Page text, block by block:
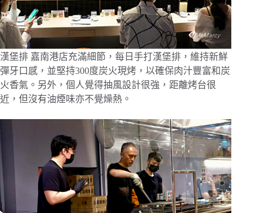
漢堡排 嘉南港店充滿細節，每日手打漢堡排，維持新鮮
彈牙口感，並堅持300度炭火現烤，以確保肉汁豐富和炭
火香氣。另外，個人覺得抽風設計很強，距離烤台很
近，但沒有油煙味亦不覺燥熱。